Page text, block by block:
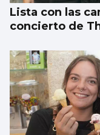
Lista con las
concierto de